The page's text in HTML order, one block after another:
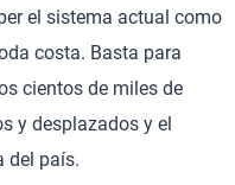
el sistema actual como
costa. Basta para
cientos de miles de
y desplazados y el
del país.